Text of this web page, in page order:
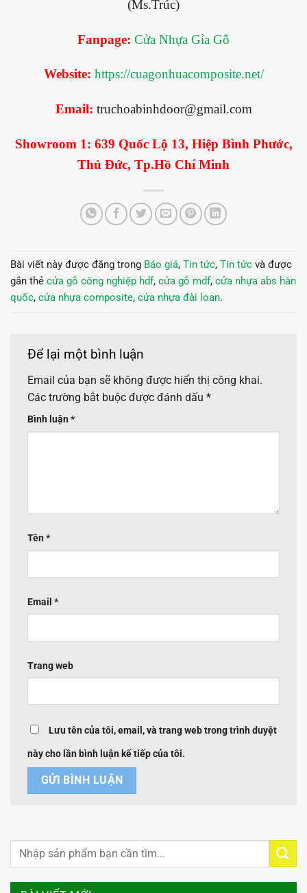
(Ms.Trúc)
Fanpage: Cửa Nhựa Gỉa Gỗ
Website: https://cuagonhuacomposite.net/
Email: truchoabinhdoor@gmail.com
Showroom 1: 639 Quốc Lộ 13, Hiệp Bình Phước,
Thủ Đức, Tp.Hồ Chí Minh
Bài viết này được đăng trong Báo giá, Tin tức, Tin tức và được
gắn thẻ cửa gỗ công nghiệp hdf, cửa gỗ mdf, cửa nhựa abs hàn
quốc, cửa nhựa composite, cửa nhựa đài loan.
Để lại một bình luận
Email của bạn sẽ không được hiển thị công khai.
Các trường bắt buộc được đánh dấu *
Bình luận *
Tên *
Email *
Trang web
Lưu tên của tôi, email, và trang web trong trình duyệt
này cho lần bình luận kế tiếp của tôi.